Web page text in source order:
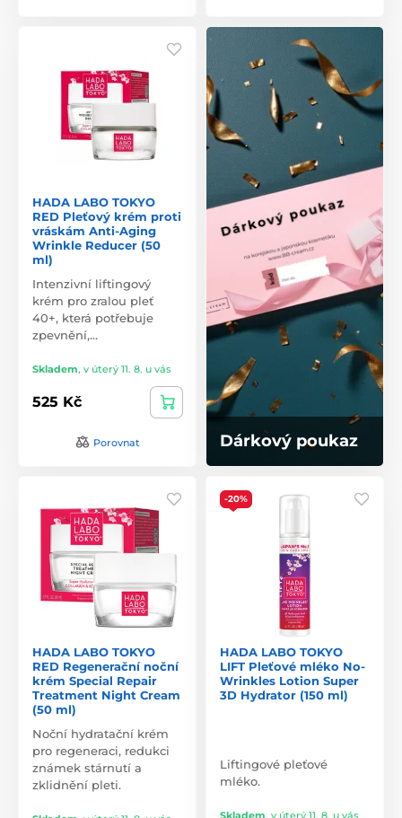
HADA LABO TOKYO
RED Pleťový krém proti
vráskám Anti-Aging
Wrinkle Reducer (50
ml)
Intenzivní liftingový
krém pro zralou pleť
40+, která potřebuje
zpevnění,…
Skladem, v úterý 11. 8. u vás
525 Kč
Porovnat Dárkový poukaz
HADA LABO TOKYO
RED Regenerační noční
krém Special Repair
Treatment Night Cream
(50 ml)
Noční hydratační krém
pro regeneraci, redukci
známek stárnutí a
zklidnění pleti.
-20%
HADA LABO TOKYO
LIFT Pleťové mléko No-
Wrinkles Lotion Super
3D Hydrator (150 ml)
Liftingové pleťové
mléko.
Skladem, v úterý 11. 8. u vás